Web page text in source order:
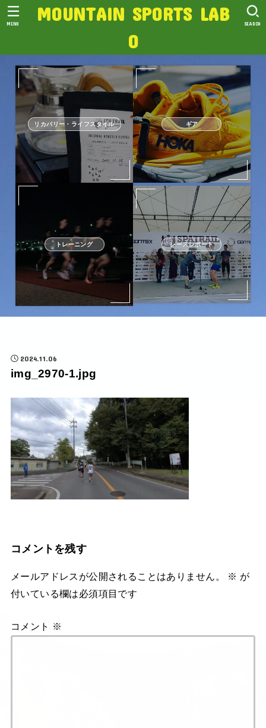
MOUNTAIN SPORTS LAB
O
SEARCH
MENU
リカバリー・ライフスタイル ギア
トレーニング レースレポート
2024.11.06
img_2970-1.jpg
コメントを残す
メールアドレスが公開されることはありません。 ※ が
付いている欄は必須項目です
コメント ※